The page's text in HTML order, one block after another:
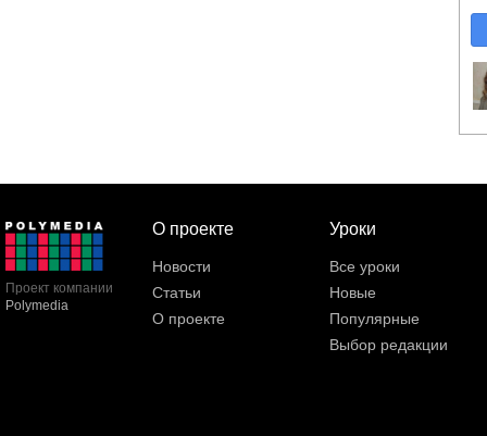
Проект компании
Polymedia
О проекте
Новости
Статьи
О проекте
Уроки
Все уроки
Новые
Популярные
Выбор редакции